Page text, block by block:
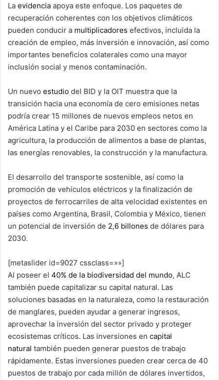
La evidencia apoya este enfoque. Los paquetes de
recuperación coherentes con los objetivos climáticos
pueden conducir a multiplicadores efectivos, incluida la
creación de empleo, más inversión e innovación, así como
importantes beneficios colaterales como una mayor
inclusión social y menos contaminación.
Un nuevo estudio del BID y la OIT muestra que la
transición hacia una economía de cero emisiones netas
podría crear 15 millones de nuevos empleos netos en
América Latina y el Caribe para 2030 en sectores como la
agricultura, la producción de alimentos a base de plantas,
las energías renovables, la construcción y la manufactura.
El desarrollo del transporte sostenible, así como la
promoción de vehículos eléctricos y la finalización de
proyectos de ferrocarriles de alta velocidad existentes en
países como Argentina, Brasil, Colombia y México, tienen
un potencial de inversión de 2,6 billones de dólares para
2030.
[metaslider id=9027 cssclass=»»]
Al poseer el 40% de la biodiversidad del mundo, ALC
también puede capitalizar su capital natural. Las
soluciones basadas en la naturaleza, como la restauración
de manglares, pueden ayudar a generar ingresos,
aprovechar la inversión del sector privado y proteger
ecosistemas críticos. Las inversiones en capital
natural también pueden generar puestos de trabajo
rápidamente. Estas inversiones pueden crear cerca de 40
puestos de trabajo por cada millón de dólares invertidos,